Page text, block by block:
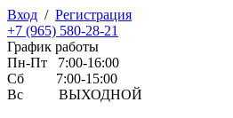
Вход / Регистрация
+7 (965) 580-28-21
График работы
Пн-Пт 7:00-16:00
Сб 7:00-15:00
Вс ВЫХОДНОЙ